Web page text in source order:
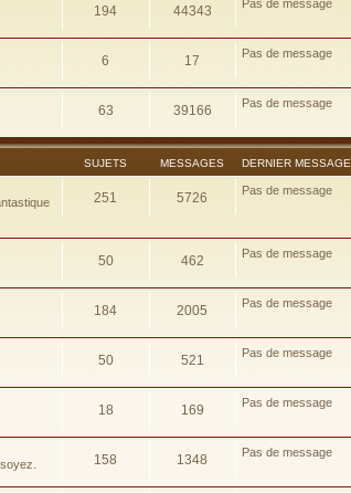
194 44343 Pas de message
6 17 Pas de message
63 39166 Pas de message
SUJETS MESSAGES DERNIER MESSAGE
251 5726 Pas de message
50 462 Pas de message
184 2005 Pas de message
50 521 Pas de message
18 169 Pas de message
158 1348 Pas de message